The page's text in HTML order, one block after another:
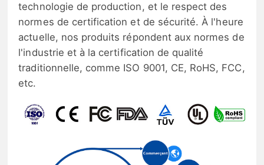
technologie de production, et le respect des
normes de certification et de sécurité. À l'heure
actuelle, nos produits répondent aux normes de
l'industrie et à la certification de qualité
traditionnelle, comme ISO 9001, CE, RoHS, FCC,
etc.